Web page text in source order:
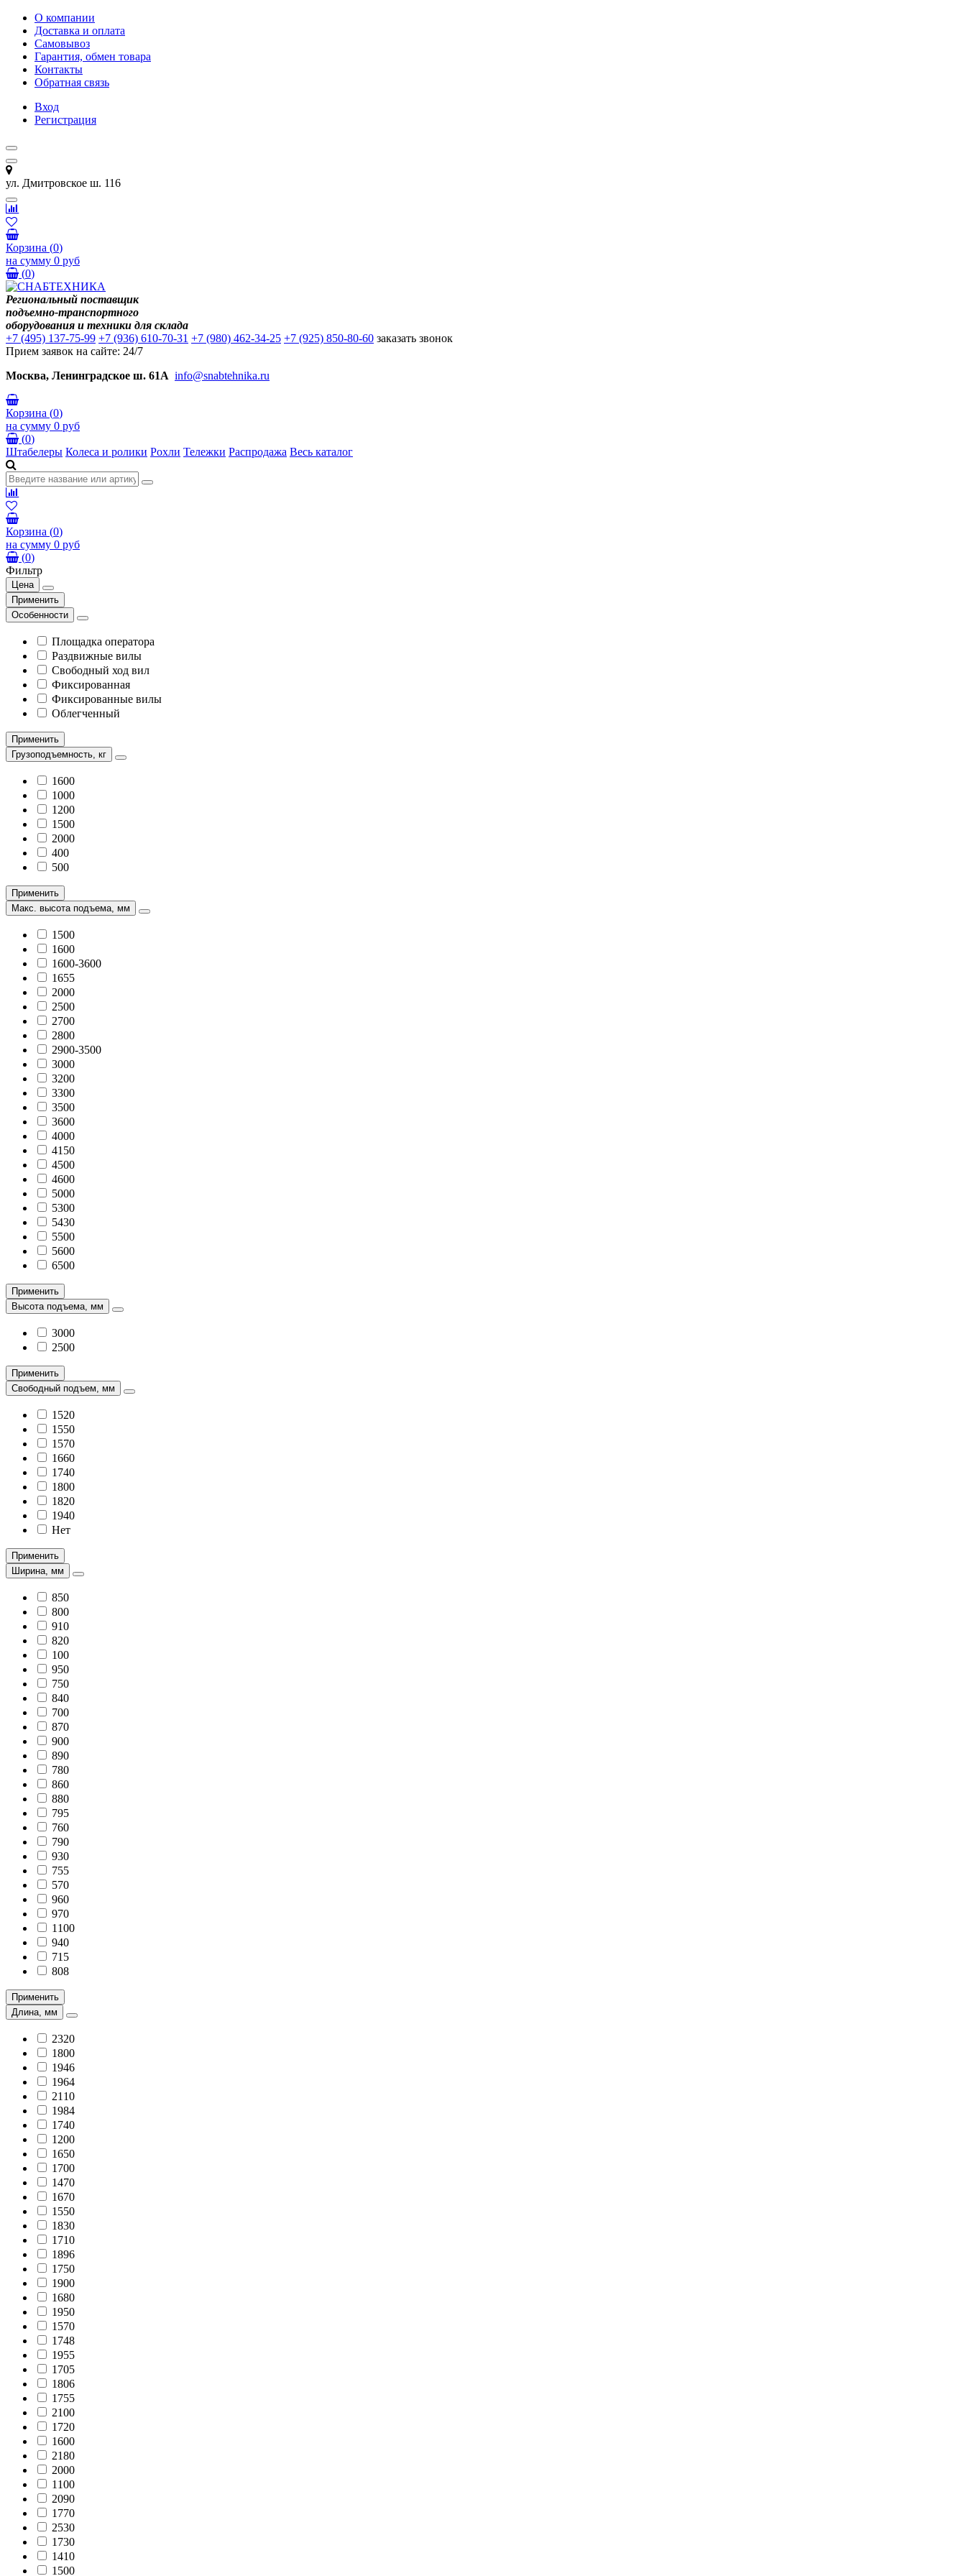
О компании
Доставка и оплата
Самовывоз
Гарантия, обмен товара
Контакты
Обратная связь
Вход
Регистрация
ул. Дмитровское ш. 116
Корзина (0)
на сумму 0 руб
(0)
Региональный поставщик
подъемно-транспортного
оборудования и техники для склада
+7 (495) 137-75-99 +7 (936) 610-70-31 +7 (980) 462-34-25 +7 (925) 850-80-60 заказать звонок
Прием заявок на сайте: 24/7
Москва, Ленинградское ш. 61А info@snabtehnika.ru
Корзина (0)
на сумму 0 руб
(0)
Штабелеры Колеса и ролики Рохли Тележки Распродажа Весь каталог
Корзина (0)
на сумму 0 руб
(0)
Фильтр
Цена
Применить
Особенности
Площадка оператора
Раздвижные вилы
Свободный ход вил
Фиксированная
Фиксированные вилы
Облегченный
Применить
Грузоподъемность, кг
1600
1000
1200
1500
2000
400
500
Применить
Макс. высота подъема, мм
1500
1600
1600-3600
1655
2000
2500
2700
2800
2900-3500
3000
3200
3300
3500
3600
4000
4150
4500
4600
5000
5300
5430
5500
5600
6500
Применить
Высота подъема, мм
3000
2500
Применить
Свободный подъем, мм
1520
1550
1570
1660
1740
1800
1820
1940
Нет
Применить
Ширина, мм
850
800
910
820
100
950
750
840
700
870
900
890
780
860
880
795
760
790
930
755
570
960
970
1100
940
715
808
Применить
Длина, мм
2320
1800
1946
1964
2110
1984
1740
1200
1650
1700
1470
1670
1550
1830
1710
1896
1750
1900
1680
1950
1570
1748
1955
1705
1806
1755
2100
1720
1600
2180
2000
1100
2090
1770
2530
1730
1410
1500